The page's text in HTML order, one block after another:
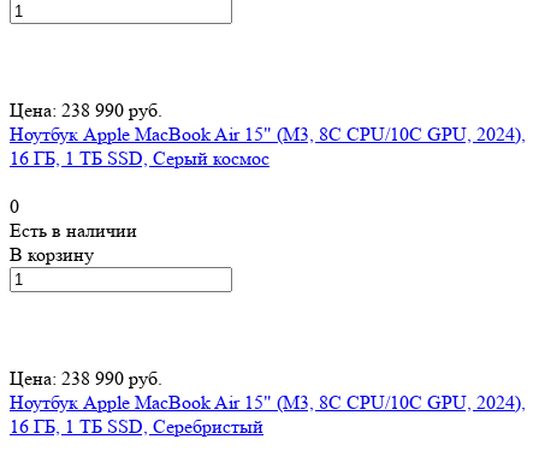
Цена: 238 990 руб.
Ноутбук Apple MacBook Air 15" (M3, 8C CPU/10C GPU, 2024),
16 ГБ, 1 ТБ SSD, Серый космос
0
Есть в наличии
В корзину
Цена: 238 990 руб.
Ноутбук Apple MacBook Air 15" (M3, 8C CPU/10C GPU, 2024),
16 ГБ, 1 ТБ SSD, Серебристый